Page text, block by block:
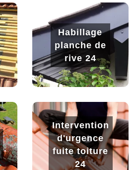
Habillage
planche de
rive 24
Intervention
d'urgence
fuite toiture
24